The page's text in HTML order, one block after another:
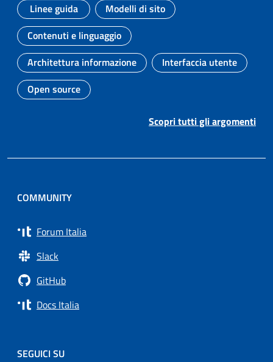
Argomento:
Linee guida
Argomento:
Modelli di sito
Argomento:
Contenuti e linguaggio
Argomento:
Architettura informazione
Argomento:
Interfaccia utente
Argomento:
Open source
Scopri tutti gli argomenti
COMMUNITY
Forum Italia
Slack
GitHub
Docs Italia
SEGUICI SU